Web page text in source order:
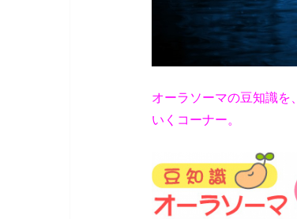
オーラソーマの豆知識を、
いくコーナー。